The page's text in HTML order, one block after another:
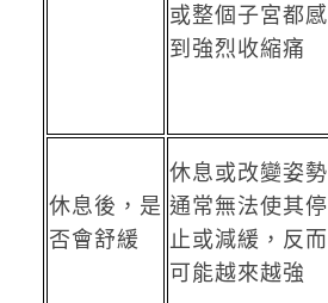
或整個子宮都感
到強烈收縮痛
休息後，是
否會舒緩
休息或改變姿勢
通常無法使其停
止或減緩，反而
可能越來越強